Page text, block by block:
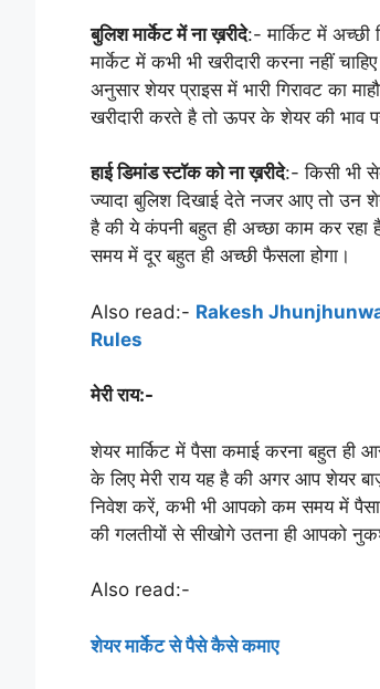
बुलिश मार्केट में ना ख़रीदे:- मार्किट में अच्छी
मार्केट में कभी भी खरीदारी करना नहीं
अनुसार शेयर प्राइस में भारी गिरावट का
खरीदारी करते है तो ऊपर के शेयर की भाव
हाई डिमांड स्टॉक को ना ख़रीदे:- किसी भी
ज्यादा बुलिश दिखाई देते नजर आए तो उन
है की ये कंपनी बहुत ही अच्छा काम कर
समय में दूर बहुत ही अच्छी फैसला होगा।
Also read:- Rakesh
Rules
मेरी राय:-
शेयर मार्किट में पैसा कमाई करना बहुत ही
के लिए मेरी राय यह है की अगर आप शेयर
निवेश करें, कभी भी आपको कम समय में पैसा
की गलतीयों से सीखोगे उतना ही आपको
Also read:-
शेयर मार्केट से पैसे कैसे कमाए